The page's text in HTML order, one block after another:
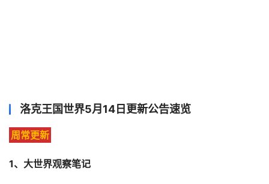
洛克王国世界5月14日更新公告速览
周常更新
1、大世界观察笔记